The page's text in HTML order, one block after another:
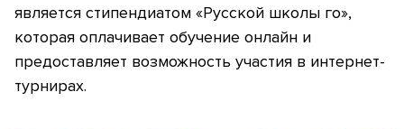
является стипендиатом «Русской школы го»,
которая оплачивает обучение онлайн и
предоставляет возможность участия в интернет-
турнирах.